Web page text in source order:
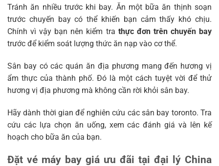
Tránh ăn nhiều trước khi bay. Ăn một bữa ăn thịnh soạn
trước chuyến bay có thể khiến bạn cảm thấy khó chịu.
Chính vì vậy bạn nên kiểm tra thực đơn trên chuyến bay
trước để kiểm soát lượng thức ăn nạp vào cơ thể.
Sân bay có các quán ăn địa phương mang đến hương vị
ẩm thực của thành phố. Đó là một cách tuyệt vời để thử
hương vị địa phương mà không cần rời khỏi sân bay.
Hãy dành thời gian để nghiên cứu các sân bay toronto. Tra
cứu các lựa chọn ăn uống, xem các đánh giá và lên kế
hoạch cho bữa ăn của bạn.
Đặt vé máy bay giá ưu đãi tại đại lý China